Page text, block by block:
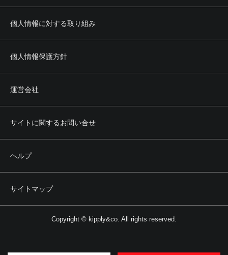
個人情報に対する取り組み
個人情報保護方針
運営会社
サイトに関するお問い合せ
ヘルプ
サイトマップ
Copyright © kipply&co. All rights reserved.